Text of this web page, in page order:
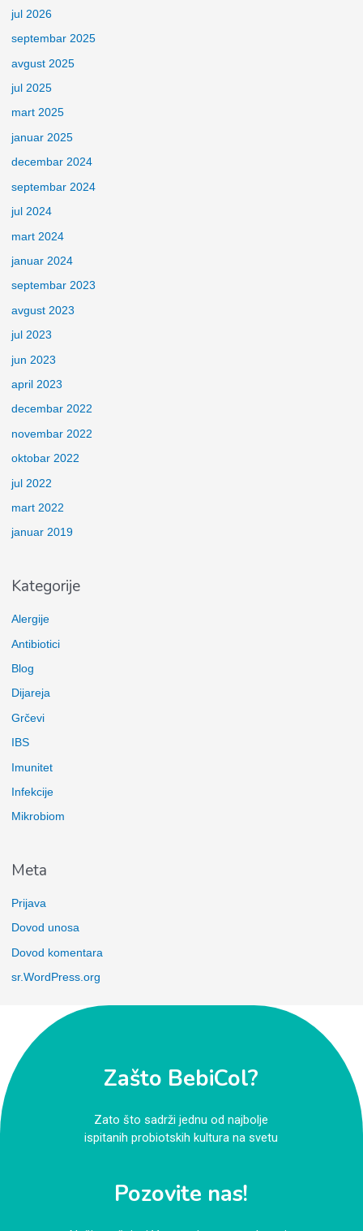
jul 2026
septembar 2025
avgust 2025
jul 2025
mart 2025
januar 2025
decembar 2024
septembar 2024
jul 2024
mart 2024
januar 2024
septembar 2023
avgust 2023
jul 2023
jun 2023
april 2023
decembar 2022
novembar 2022
oktobar 2022
jul 2022
mart 2022
januar 2019
Kategorije
Alergije
Antibiotici
Blog
Dijareja
Grčevi
IBS
Imunitet
Infekcije
Mikrobiom
Meta
Prijava
Dovod unosa
Dovod komentara
sr.WordPress.org
Zašto BebiCol?
Zato što sadrži jednu od najbolje
ispitanih probiotskih kultura na svetu
Pozovite nas!